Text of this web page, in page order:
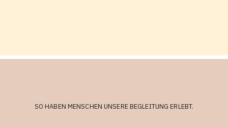
SO HABEN MENSCHEN UNSERE BEGLEITUNG ERLEBT.